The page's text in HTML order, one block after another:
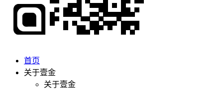
首页
关于壹金
关于壹金